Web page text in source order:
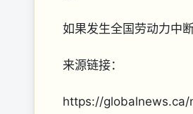
如果发生全国劳动力中
来源链接：
https://